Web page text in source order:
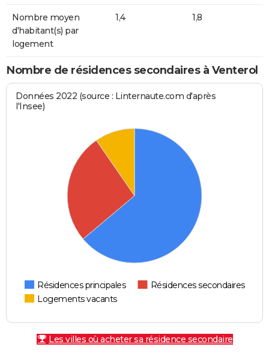
Nombre moyen
d'habitant(s) par
logement
1,4 1,8
Nombre de résidences secondaires à Venterol
Données 2022 (source : Linternaute.com d'après
l'Insee)
Résidences principales
Résidences secondaires
Logements vacants
Les villes où acheter sa résidence secondaire